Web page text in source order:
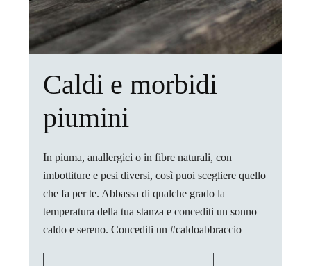
Caldi e morbidi
piumini
In piuma, anallergici o in fibre naturali, con
imbottiture e pesi diversi, così puoi scegliere quello
che fa per te. Abbassa di qualche grado la
temperatura della tua stanza e concediti un sonno
caldo e sereno. Concediti un #caldoabbraccio